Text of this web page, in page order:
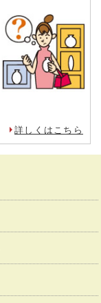
詳しくはこちら